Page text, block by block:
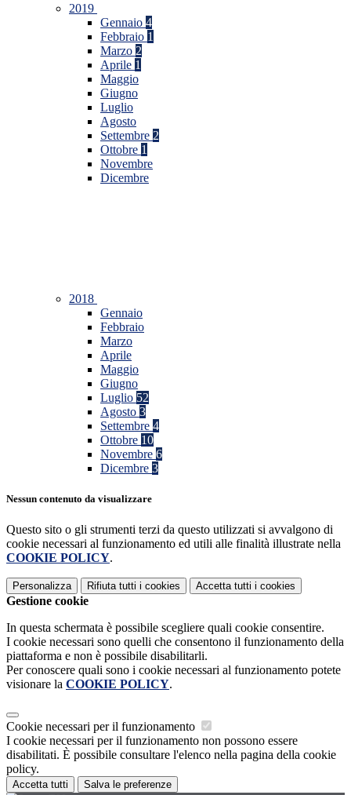
2019
Gennaio 4
Febbraio 1
Marzo 2
Aprile 1
Maggio
Giugno
Luglio
Agosto
Settembre 2
Ottobre 1
Novembre
Dicembre
2018
Gennaio
Febbraio
Marzo
Aprile
Maggio
Giugno
Luglio 52
Agosto 3
Settembre 4
Ottobre 10
Novembre 6
Dicembre 3
Nessun contenuto da visualizzare
Questo sito o gli strumenti terzi da questo utilizzati si avvalgono di
cookie necessari al funzionamento ed utili alle finalità illustrate nella
COOKIE POLICY.
Personalizza Rifiuta tutti i cookies Accetta tutti i cookies
Gestione cookie
In questa schermata è possibile scegliere quali cookie consentire.
I cookie necessari sono quelli che consentono il funzionamento della
piattaforma e non è possibile disabilitarli.
Per conoscere quali sono i cookie necessari al funzionamento potete
visionare la COOKIE POLICY.
Cookie necessari per il funzionamento
I cookie necessari per il funzionamento non possono essere
disabilitati. È possibile consultare l'elenco nella pagina della cookie
policy.
Accetta tutti Salva le preferenze